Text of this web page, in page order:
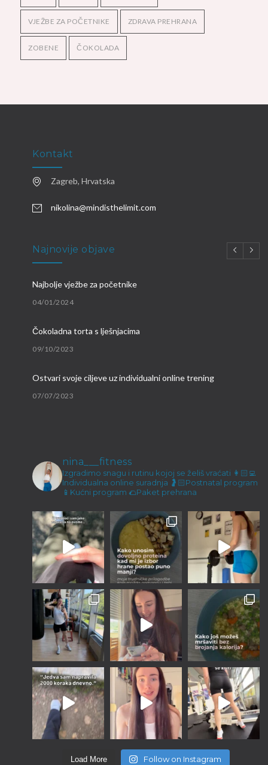
VJEŽBE ZA POČETNIKE ZDRAVA PREHRANA
ZOBENE ČOKOLADA
Kontakt
Zagreb, Hrvatska
nikolina@mindisthelimit.com
Najnovije objave
Najbolje vježbe za početnike
04/01/2024
Čokoladna torta s lješnjacima
09/10/2023
Ostvari svoje ciljeve uz individualni online trening
07/07/2023
Malene ručice i kokos keksići
23/12/2022
nina___fitness
Izgradimo snagu i rutinu kojoj se želiš vraćati 👩🏻‍💻
Individualna online suradnja 🤰🏻Postnatal program
📱Kućni program 🌮Paket prehrana
Load More Follow on Instagram